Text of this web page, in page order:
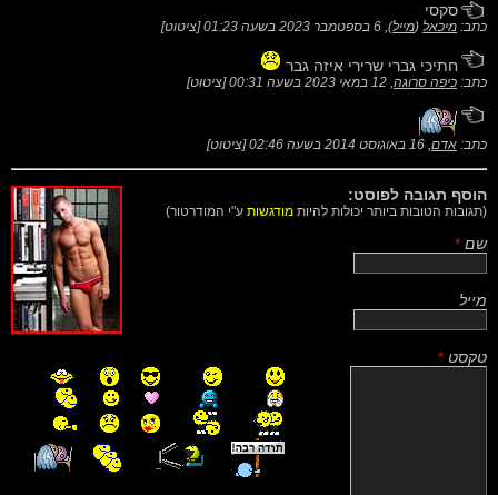
סקסי
כתב: מיכאל (מייל), 6 בספטמבר 2023 בשעה 01:23 [ציטוט]
חתיכי גברי שרירי איזה גבר
כתב: כיפה סרוגה, 12 במאי 2023 בשעה 00:31 [ציטוט]
כתב: אדם, 16 באוגוסט 2014 בשעה 02:46 [ציטוט]
הוסף תגובה לפוסט:
(תגובות הטובות ביותר יכולות להיות מודגשות ע"י המודרטור)
שם *
מייל
טקסט *